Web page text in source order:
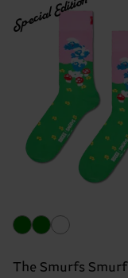
Special Edition
The Smurfs Smurf